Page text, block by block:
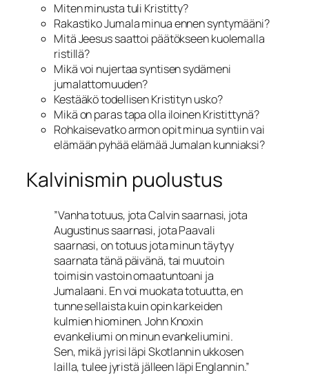
Miten minusta tuli Kristitty?
Rakastiko Jumala minua ennen syntymääni?
Mitä Jeesus saattoi päätökseen kuolemalla
ristillä?
Mikä voi nujertaa syntisen sydämeni
jumalattomuuden?
Kestääkö todellisen Kristityn usko?
Mikä on paras tapa olla iloinen Kristittynä?
Rohkaisevatko armon opit minua syntiin vai
elämään pyhää elämää Jumalan kunniaksi?
Kalvinismin puolustus
”Vanha totuus, jota Calvin saarnasi, jota
Augustinus saarnasi, jota Paavali
saarnasi, on totuus jota minun täytyy
saarnata tänä päivänä, tai muutoin
toimisin vastoin omaatuntoani ja
Jumalaani. En voi muokata totuutta, en
tunne sellaista kuin opin karkeiden
kulmien hiominen. John Knoxin
evankeliumi on minun evankeliumini.
Sen, mikä jyrisi läpi Skotlannin ukkosen
lailla, tulee jyristä jälleen läpi Englannin.”